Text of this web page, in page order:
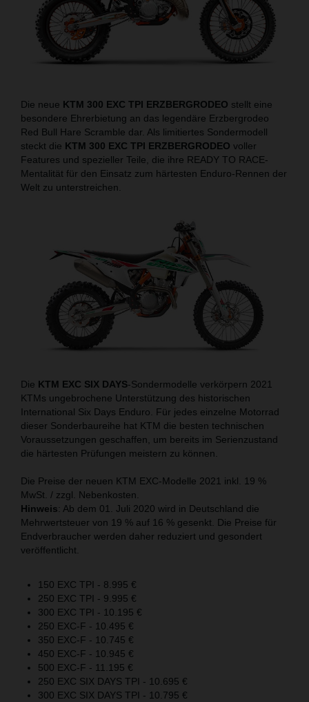
Die neue KTM 300 EXC TPI ERZBERGRODEO stellt eine
besondere Ehrerbietung an das legendäre Erzbergrodeo
Red Bull Hare Scramble dar. Als limitiertes Sondermodell
steckt die KTM 300 EXC TPI ERZBERGRODEO voller
Features und spezieller Teile, die ihre READY TO RACE-
Mentalität für den Einsatz zum härtesten Enduro-Rennen der
Welt zu unterstreichen.
Die KTM EXC SIX DAYS-Sondermodelle verkörpern 2021
KTMs ungebrochene Unterstützung des historischen
International Six Days Enduro. Für jedes einzelne Motorrad
dieser Sonderbaureihe hat KTM die besten technischen
Voraussetzungen geschaffen, um bereits im Serienzustand
die härtesten Prüfungen meistern zu können.
Die Preise der neuen KTM EXC-Modelle 2021 inkl. 19 %
MwSt. / zzgl. Nebenkosten.
Hinweis: Ab dem 01. Juli 2020 wird in Deutschland die
Mehrwertsteuer von 19 % auf 16 % gesenkt. Die Preise für
Endverbraucher werden daher reduziert und gesondert
veröffentlicht.
150 EXC TPI - 8.995 €
250 EXC TPI - 9.995 €
300 EXC TPI - 10.195 €
250 EXC-F - 10.495 €
350 EXC-F - 10.745 €
450 EXC-F - 10.945 €
500 EXC-F - 11.195 €
250 EXC SIX DAYS TPI - 10.695 €
300 EXC SIX DAYS TPI - 10.795 €